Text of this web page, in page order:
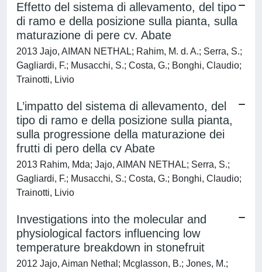
Effetto del sistema di allevamento, del tipo
di ramo e della posizione sulla pianta, sulla
maturazione di pere cv. Abate
2013 Jajo, AIMAN NETHAL; Rahim, M. d. A.; Serra, S.;
Gagliardi, F.; Musacchi, S.; Costa, G.; Bonghi, Claudio;
Trainotti, Livio
L’impatto del sistema di allevamento, del
tipo di ramo e della posizione sulla pianta,
sulla progressione della maturazione dei
frutti di pero della cv Abate
2013 Rahim, Mda; Jajo, AIMAN NETHAL; Serra, S.;
Gagliardi, F.; Musacchi, S.; Costa, G.; Bonghi, Claudio;
Trainotti, Livio
Investigations into the molecular and
physiological factors influencing low
temperature breakdown in stonefruit
2012 Jajo, Aiman Nethal; Mcglasson, B.; Jones, M.;